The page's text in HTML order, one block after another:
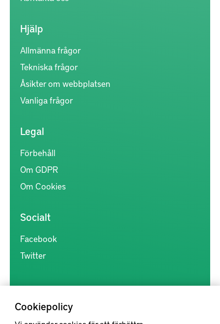
Cookiepolicy
Hjälp
Allmänna frågor
Tekniska frågor
Åsikter om webbplatsen
Vanliga frågor
Legal
Förbehåll
Om GDPR
Om Cookies
Socialt
Facebook
Twitter